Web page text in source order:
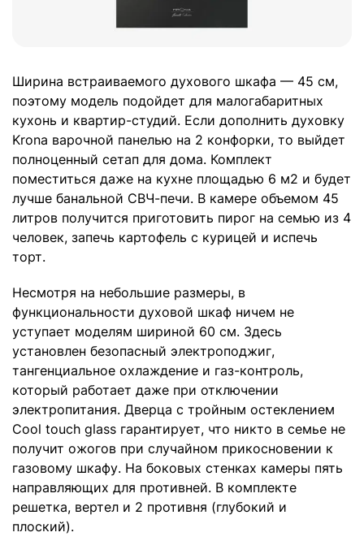
Ширина встраиваемого духового шкафа — 45 см,
поэтому модель подойдет для малогабаритных
кухонь и квартир-студий. Если дополнить духовку
Krona варочной панелью на 2 конфорки, то выйдет
полноценный сетап для дома. Комплект
поместиться даже на кухне площадью 6 м2 и будет
лучше банальной СВЧ-печи. В камере объемом 45
литров получится приготовить пирог на семью из 4
человек, запечь картофель с курицей и испечь
торт.
Несмотря на небольшие размеры, в
функциональности духовой шкаф ничем не
уступает моделям шириной 60 см. Здесь
установлен безопасный электроподжиг,
тангенциальное охлаждение и газ-контроль,
который работает даже при отключении
электропитания. Дверца с тройным остеклением
Cool touch glass гарантирует, что никто в семье не
получит ожогов при случайном прикосновении к
газовому шкафу. На боковых стенках камеры пять
направляющих для противней. В комплекте
решетка, вертел и 2 противня (глубокий и
плоский).